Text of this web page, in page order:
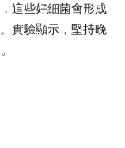
這些好細菌會形成
實驗顯示，堅持晚